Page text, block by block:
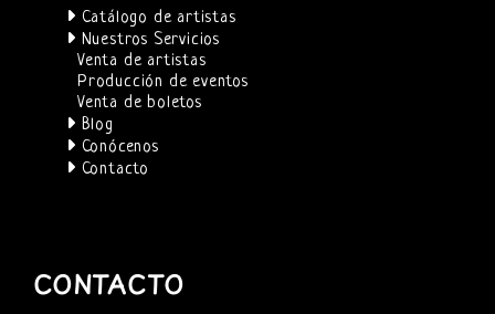
Catálogo de artistas
Nuestros Servicios
Venta de artistas
Producción de eventos
Venta de boletos
Blog
Conócenos
Contacto
CONTACTO